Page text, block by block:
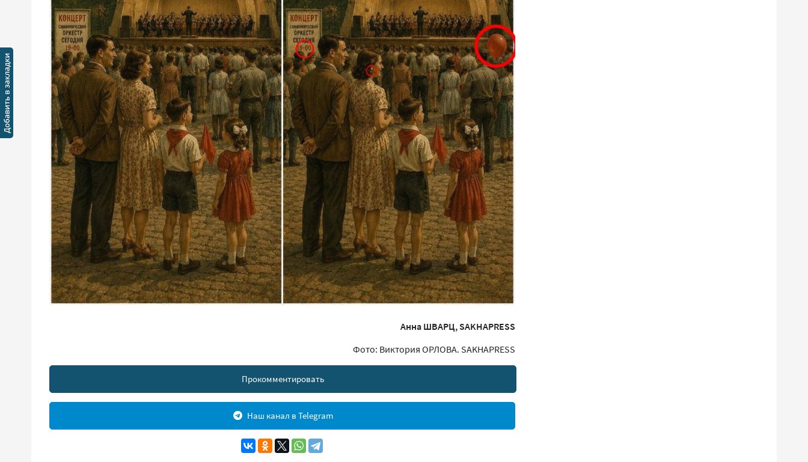
Анна ШВАРЦ, SAKHAPRESS
Фото: Виктория ОРЛОВА. SAKHAPRESS
Прокомментировать
Наш канал в Telegram